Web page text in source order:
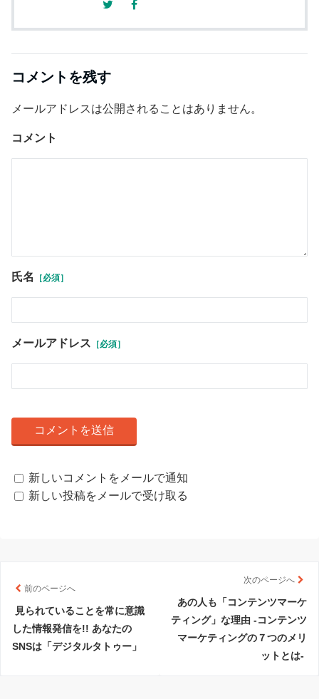
コメントを残す
メールアドレスは公開されることはありません。
コメント
氏名 ［必須］
メールアドレス ［必須］
新しいコメントをメールで通知
新しい投稿をメールで受け取る
前のページへ
見られていることを常に意識
した情報発信を!! あなたの
SNSは「デジタルタトゥー」
次のページへ
あの人も「コンテンツマーケ
ティング」な理由 -コンテンツ
マーケティングの７つのメリ
ットとは-